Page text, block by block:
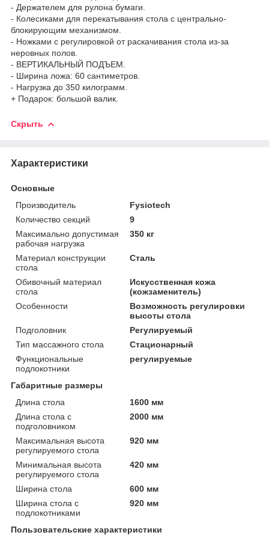
- Держателем для рулона бумаги.
- Колесиками для перекатывания стола с центрально-
блокирующим механизмом.
- Ножками с регулировкой от раскачивания стола из-за
неровных полов.
- ВЕРТИКАЛЬНЫЙ ПОДЪЕМ.
- Ширина ложа: 60 сантиметров.
- Нагрузка до 350 килограмм.
+ Подарок: большой валик.
Скрыть
Характеристики
Основные
Производитель
Fysiotech
Количество секций
9
Максимально допустимая
рабочая нагрузка
350 кг
Материал конструкции
стола
Сталь
Обивочный материал
стола
Искусственная кожа
(кожзаменитель)
Особенности
Возможность регулировки
высоты стола
Подголовник
Регулируемый
Тип массажного стола
Стационарный
Функциональные
подлокотники
регулируемые
Габаритные размеры
Длина стола
1600 мм
Длина стола с
подголовником
2000 мм
Максимальная высота
регулируемого стола
920 мм
Минимальная высота
регулируемого стола
420 мм
Ширина стола
600 мм
Ширина стола с
подлокотниками
920 мм
Пользовательские характеристики